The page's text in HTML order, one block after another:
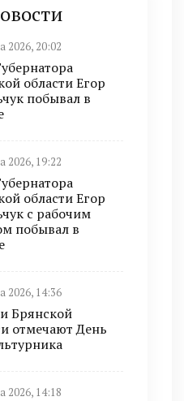
2026, 20:02
области Егор
побывал в
2026, 19:22
области Егор
с рабочим
побывал в
2026, 14:36
Брянской
отмечают День
2026, 14:18